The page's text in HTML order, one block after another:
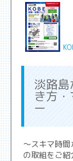
淡路
き方
ー
～スキマ時
の取組をご紹